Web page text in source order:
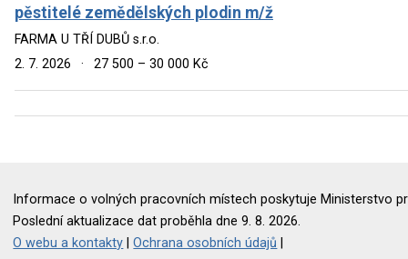
pěstitelé zemědělských plodin m/ž
FARMA U TŘÍ DUBŮ s.r.o.
2. 7. 2026
· 27 500 – 30 000 Kč
Informace o volných pracovních místech poskytuje Ministerstvo
Poslední aktualizace dat proběhla dne 9. 8. 2026.
O webu a kontakty |Ochrana osobních údajů